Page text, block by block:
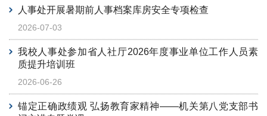
人事处开展暑期前人事档案库房安全专项检查
2026-07-03
我校人事处参加省人社厅2026年度事业单位工作人员素
质提升培训班
2026-06-26
锚定正确政绩观 弘扬教育家精神——机关第八党支部书